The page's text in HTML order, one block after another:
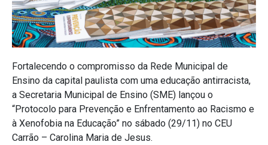
Fortalecendo o compromisso da Rede Municipal de
Ensino da capital paulista com uma educação antirracista,
a Secretaria Municipal de Ensino (SME) lançou o
“Protocolo para Prevenção e Enfrentamento ao Racismo e
à Xenofobia na Educação” no sábado (29/11) no CEU
Carrão – Carolina Maria de Jesus.